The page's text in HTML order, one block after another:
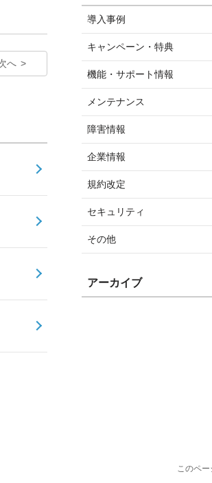
へ
導入事例
キャンペーン・特典
機能・サポート情報
メンテナンス
障害情報
企業情報
規約改定
セキュリティ
その他
アーカイブ
このペ